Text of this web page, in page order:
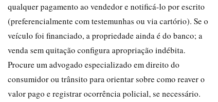
qualquer pagamento ao vendedor e notificá-lo por escrito
(preferencialmente com testemunhas ou via cartório). Se o
veículo foi financiado, a propriedade ainda é do banco; a
venda sem quitação configura apropriação indébita.
Procure um advogado especializado em direito do
consumidor ou trânsito para orientar sobre como reaver o
valor pago e registrar ocorrência policial, se necessário.